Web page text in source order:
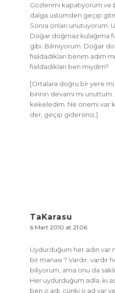
Gözlerimi kapatıyorum ve
dalga üstümden geçip
Sonra onları unutuyorum.
Doğar doğmaz kulağıma
gibi. Bilmiyorum. Doğar
fısıldadıkları benim adım
fısıldadıkları ben miydim?
[Ortalara doğru bir yere
birinin devamı mı
kekeledim. Ne önemi var
der, geçip gidersiniz.]
TaKarasu
6 Mart 2010 at 21:06
Uydurduğum her adın var
bir manası ? Vardır, vardır
biliyorum, ama onu da
Her uydurduğum adla, ki
ben o adı, çünki o ad var